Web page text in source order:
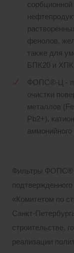
сорбционной
фенолов,
также для
БПК20 и
ФОПС®-Ц -
очистки
металлов
Pb2+),
Фильтры ФОПС®
«Комитетом по
Санкт-
строительстве,
реализации